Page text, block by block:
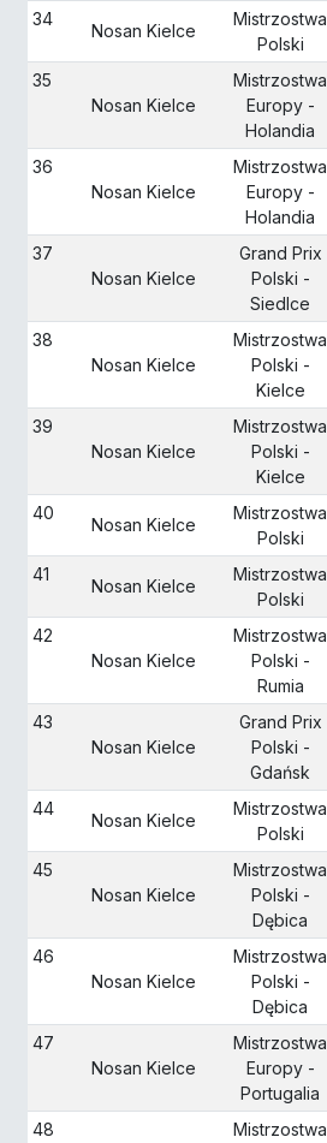
34
Nosan Kielce
Mistrzostwa
Polski
35
Nosan Kielce
Mistrzostwa
Europy -
Holandia
36
Nosan Kielce
Mistrzostwa
Europy -
Holandia
37
Nosan Kielce
Grand Prix
Polski -
Siedlce
38
Nosan Kielce
Mistrzostwa
Polski -
Kielce
39
Nosan Kielce
Mistrzostwa
Polski -
Kielce
40
Nosan Kielce
Mistrzostwa
Polski
41
Nosan Kielce
Mistrzostwa
Polski
42
Nosan Kielce
Mistrzostwa
Polski -
Rumia
43
Nosan Kielce
Grand Prix
Polski -
Gdańsk
44
Nosan Kielce
Mistrzostwa
Polski
45
Nosan Kielce
Mistrzostwa
Polski -
Dębica
46
Nosan Kielce
Mistrzostwa
Polski -
Dębica
47
Nosan Kielce
Mistrzostwa
Europy -
Portugalia
48
Mistrzostwa